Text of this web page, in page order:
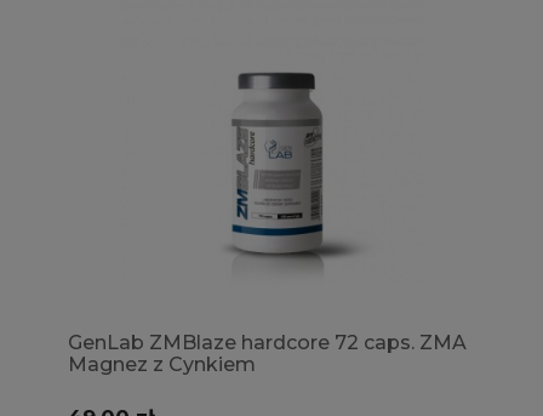
GenLab ZMBlaze hardcore 72 caps. ZMA
Magnez z Cynkiem